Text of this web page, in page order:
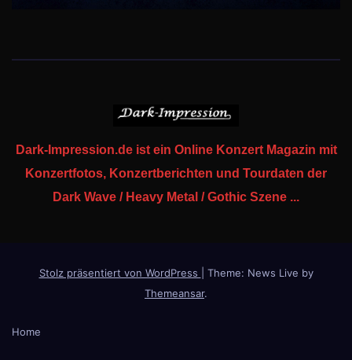
Dark-Impression.de ist ein Online Konzert Magazin mit
Konzertfotos, Konzertberichten und Tourdaten der
Dark Wave / Heavy Metal / Gothic Szene ...
Stolz präsentiert von WordPress
Theme: News Live by
Themeansar.
Home